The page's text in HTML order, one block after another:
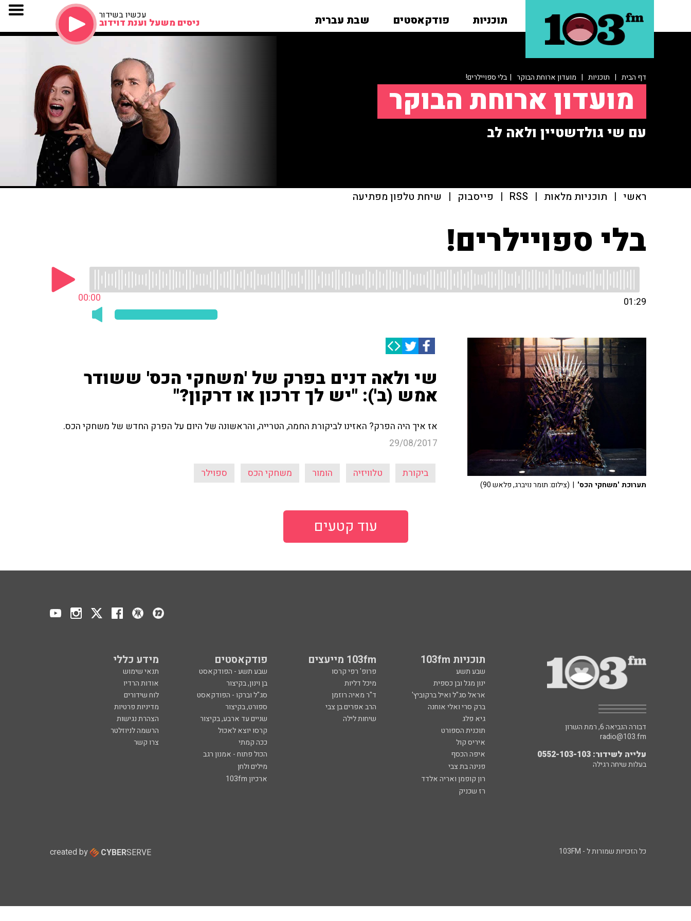
תוכניות פודקאסטים שבת עברית עכשיו בשידור
ניסים משעל וענת דוידוב
דף הבית | תוכניות | מועדון ארוחת הבוקר | בלי ספויילרים!
מועדון ארוחת הבוקר
עם שי גולדשטיין ולאה לב
ראשי | תוכניות מלאות |
RSS
| פייסבוק | שיחת טלפון מפתיעה
בלי ספויילרים!
00:00 01:29
שי ולאה דנים בפרק של 'משחקי הכס' ששודר
אמש (ב'): "יש לך דרכון או דרקון?"
אז איך היה הפרק? האזינו לביקורת החמה, הטרייה, והראשונה של היום על הפרק החדש של משחקי הכס.
29/08/2017
ביקורת טלוויזיה הומור משחקי הכס ספוילר
תערוכת 'משחקי הכס' | (צילום: תומר נויברג, פלאש 90)
עוד קטעים
תוכניות 103fm 103fm מייעצים פודקאסטים מידע כללי
שבע תשע פרופ' רפי קרסו שבע תשע - הפודקאסט
תנאי שימוש
ינון מגל ובן כספית
מיכל דליות בן וינון, בקיצור
אודות הרדיו
אראל סג"ל ואיל ברקוביץ'
ד"ר מאיה רוזמן סג"ל וברקו - הפודקאסט
לוח שידורים
ברק סרי ואלי אוחנה
הרב אפרים בן צבי ספורט, בקיצור
מדיניות פרטיות
גיא פלג
שיחות לילה שניים עד ארבע, בקיצור
הצהרת נגישות
תוכנית הספורט
קרסו יוצא לאכול
הרשמה לניוזלטר
איריס קול
ככה קמתי
צרו קשר
איפה הכסף
הכול פתוח - אמנון רגב
פנינה בת צבי
מילים ולחן
רון קופמן ואריה אלדד
ארכיון 103fm
רז שכניק
דבורה הנביאה 6, רמת השרון
radio@103.fm
עלייה לשידור: 0552-103-103
בעלות שיחה רגילה
כל הזכויות שמורות ל - 103FM created by CYBERSERVE